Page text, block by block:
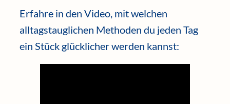
Erfahre in den Video, mit welchen
alltagstauglichen Methoden du jeden Tag
ein Stück glücklicher werden kannst: